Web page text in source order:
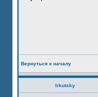
Вернуться к началу
Irkutsky